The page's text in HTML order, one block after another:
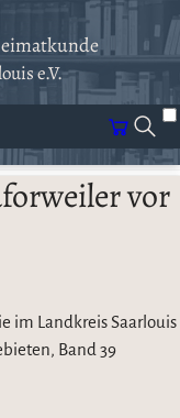
e.V.
vor
im Landkreis Saarlouis
Band 39